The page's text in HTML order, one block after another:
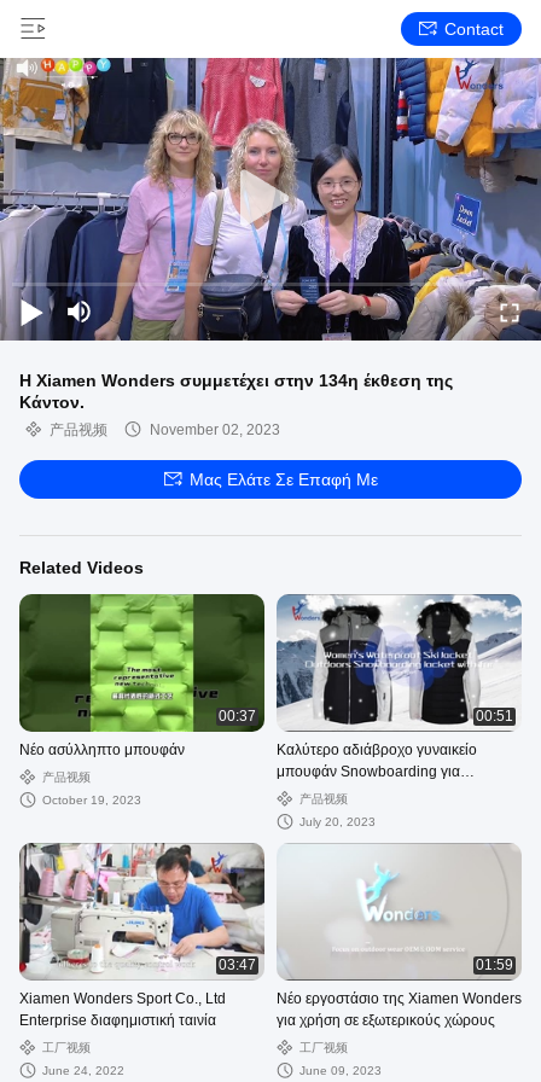
Contact
Η Xiamen Wonders συμμετέχει στην 134η έκθεση της
Κάντον.
产品视频 November 02, 2023
Μας Ελάτε Σε Επαφή Με
Related Videos
00:37
Νέο ασύλληπτο μπουφάν
产品视频
October 19, 2023
00:51
Καλύτερο αδιάβροχο γυναικείο
μπουφάν Snowboarding για
εξωτερικούς χώρους με γούνα
产品视频
July 20, 2023
03:47
Xiamen Wonders Sport Co., Ltd
Enterprise διαφημιστική ταινία
工厂视频
June 24, 2022
01:59
Νέο εργοστάσιο της Xiamen Wonders
για χρήση σε εξωτερικούς χώρους
工厂视频
June 09, 2023